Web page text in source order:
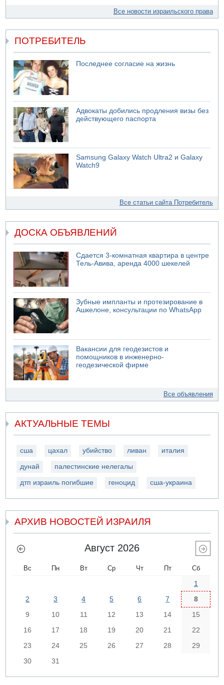
Все новости израильского права
ПОТРЕБИТЕЛЬ
Последнее согласие на жизнь
Адвокаты добились продления визы без
действующего паспорта
Samsung Galaxy Watch Ultra2 и Galaxy
Watch9
Все статьи сайта Потребитель
ДОСКА ОБЪЯВЛЕНИЙ
Сдается 3-комнатная квартира в центре
Тель-Авива, аренда 4000 шекелей
Зубные импланты и протезирование в
Ашкелоне, консультации по WhatsApp
Вакансии для геодезистов и
помощников в инженерно-
геодезической фирме
Все объявления
АКТУАЛЬНЫЕ ТЕМЫ
сша цахал убийство ливан италия
дунай палестинские нелегалы
дтп израиль погибшие геноцид сша-украина
АРХИВ НОВОСТЕЙ ИЗРАИЛЯ
Август 2026
Вс Пн Вт Ср Чт Пт Сб
1
2
3 4 5 6 7
8
9
10 11 12 13 14
15
16
17 18 19 20 21
22
23
24 25 26 27 28
29
30
31